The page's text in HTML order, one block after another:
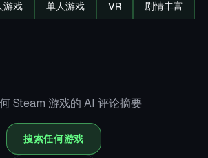
游戏 单人游戏 VR 剧情丰富
Steam 游戏的 AI 评论摘要
搜索任何游戏